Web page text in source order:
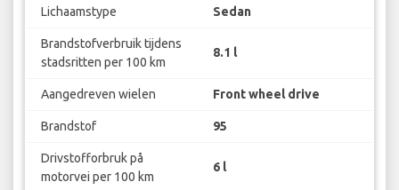
Lichaamstype Sedan
Brandstofverbruik tijdens
stadsritten per 100 km
8.1 l
Aangedreven wielen Front wheel drive
Brandstof 95
Drivstofforbruk på
motorvei per 100 km
6 l